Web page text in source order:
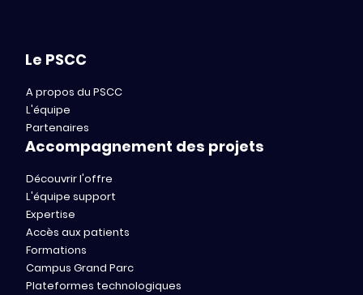
Le PSCC
A propos du PSCC
L'équipe
Partenaires
Accompagnement des projets
Découvrir l'offre
L'équipe support
Expertise
Accès aux patients
Formations
Campus Grand Parc
Plateformes technologiques